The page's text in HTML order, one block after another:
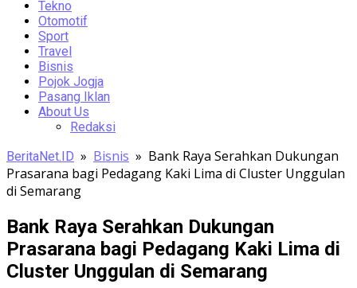
Tekno
Otomotif
Sport
Travel
Bisnis
Pojok Jogja
Pasang Iklan
About Us
Redaksi
BeritaNet.ID » Bisnis » Bank Raya Serahkan Dukungan
Prasarana bagi Pedagang Kaki Lima di Cluster Unggulan
di Semarang
Bank Raya Serahkan Dukungan
Prasarana bagi Pedagang Kaki Lima di
Cluster Unggulan di Semarang